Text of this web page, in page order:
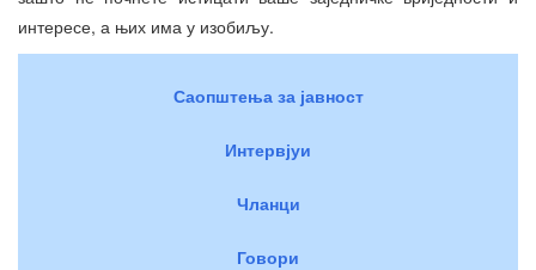
интересе, а њих има у изобиљу.
Саопштења за јавност
Интервјуи
Чланци
Говори